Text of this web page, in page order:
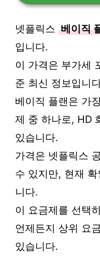
넷플릭스 베이직
입니다.
이 가격은 부가세
준 최신 정보입니
베이직 플랜은 가
제 중 하나로, HD
있습니다.
가격은 넷플릭스
수 있지만, 현재
니다.
이 요금제를 선택
언제든지 상위 요
있습니다.